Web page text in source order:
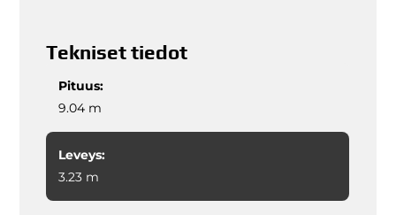
Tekniset tiedot
Pituus:
9.04 m
Leveys:
3.23 m